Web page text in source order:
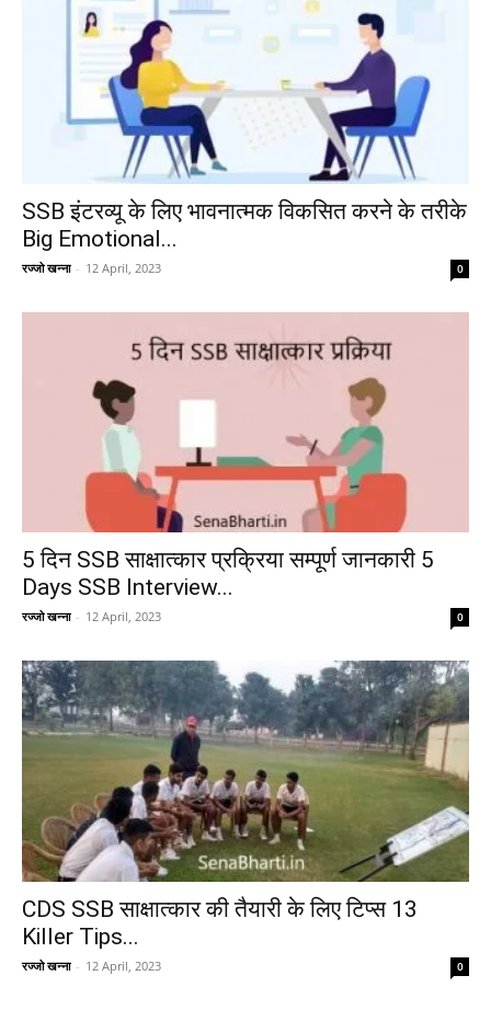
SSB इंटरव्यू के लिए भावनात्मक विकसित करने के तरीके
Big Emotional...
रज्जो खन्ना - 12 April, 2023 0
5 दिन SSB साक्षात्कार प्रक्रिया सम्पूर्ण जानकारी 5
Days SSB Interview...
रज्जो खन्ना - 12 April, 2023 0
CDS SSB साक्षात्कार की तैयारी के लिए टिप्स 13
Killer Tips...
रज्जो खन्ना - 12 April, 2023 0